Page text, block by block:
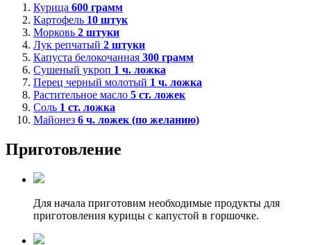
Курица 600 грамм
Картофель 10 штук
Морковь 2 штуки
Лук репчатый 2 штуки
Капуста белокочанная 300 грамм
Сушеный укроп 1 ч. ложка
Перец черный молотый 1 ч. ложка
Растительное масло 5 ст. ложек
Соль 1 ст. ложка
Майонез 6 ч. ложек (по желанию)
Приготовление
Для начала приготовим необходимые продукты для
приготовления курицы с капустой в горшочке.